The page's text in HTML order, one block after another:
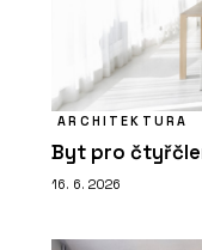
ARCHITEKTURA
Byt pro
16. 6. 2026